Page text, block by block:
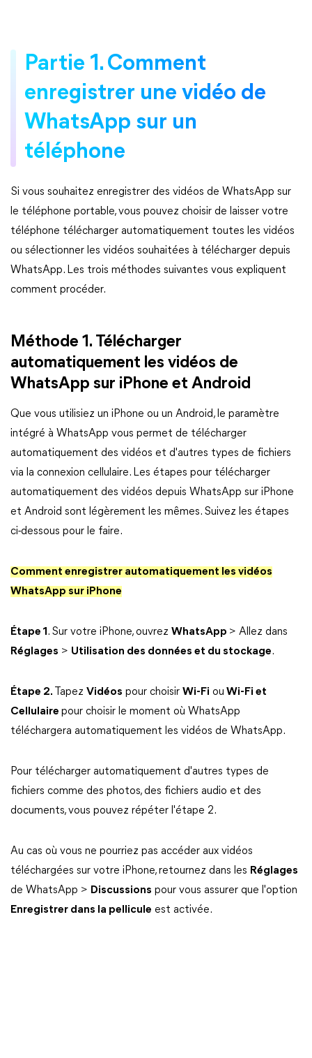
Partie 1. Comment
enregistrer une vidéo de
WhatsApp sur un
téléphone
Si vous souhaitez enregistrer des vidéos de WhatsApp sur
le téléphone portable, vous pouvez choisir de laisser votre
téléphone télécharger automatiquement toutes les vidéos
ou sélectionner les vidéos souhaitées à télécharger depuis
WhatsApp. Les trois méthodes suivantes vous expliquent
comment procéder.
Méthode 1. Télécharger
automatiquement les vidéos de
WhatsApp sur iPhone et Android
Que vous utilisiez un iPhone ou un Android, le paramètre
intégré à WhatsApp vous permet de télécharger
automatiquement des vidéos et d'autres types de fichiers
via la connexion cellulaire. Les étapes pour télécharger
automatiquement des vidéos depuis WhatsApp sur iPhone
et Android sont légèrement les mêmes. Suivez les étapes
ci-dessous pour le faire.
Comment enregistrer automatiquement les vidéos
WhatsApp sur iPhone
Étape 1 . Sur votre iPhone, ouvrez WhatsApp > Allez dans
Réglages > Utilisation des données et du stockage.
Étape 2. Tapez Vidéos pour choisir Wi-Fi ou Wi-Fi et
Cellulaire pour choisir le moment où WhatsApp
téléchargera automatiquement les vidéos de WhatsApp.
Pour télécharger automatiquement d'autres types de
fichiers comme des photos, des fichiers audio et des
documents, vous pouvez répéter l'étape 2.
Au cas où vous ne pourriez pas accéder aux vidéos
téléchargées sur votre iPhone, retournez dans les Réglages
de WhatsApp > Discussions pour vous assurer que l'option
Enregistrer dans la pellicule est activée.